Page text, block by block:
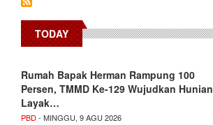
TODAY
Rumah Bapak Herman Rampung 100
Persen, TMMD Ke-129 Wujudkan Hunian
Layak…
PBD- MINGGU, 9 AGU 2026